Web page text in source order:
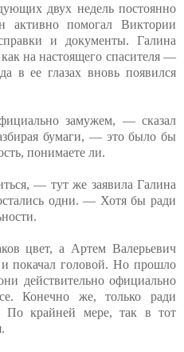
двух недель постоянно
помогал Виктории
и документы. Галина
на настоящего спасителя —
в ее глазах вновь появился
замужем, — сказал
бумаги, — это было бы
понимаете ли.
— тут же заявила Галина
одни. — Хотя бы ради
цвет, а Артем Валерьевич
покачал головой. Но прошло
действительно официально
Конечно же, только ради
По крайней мере, так в тот